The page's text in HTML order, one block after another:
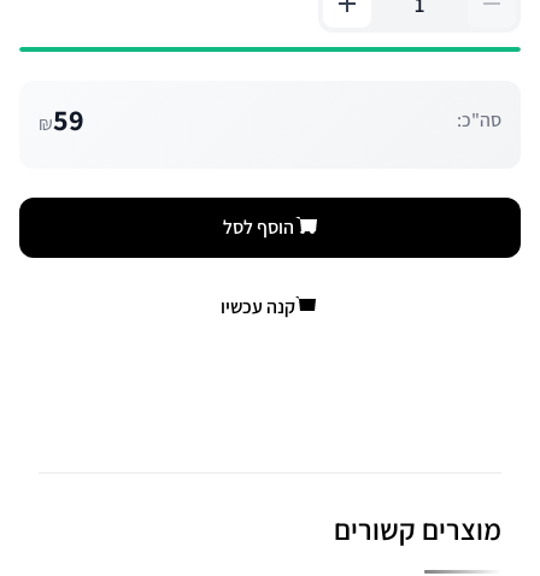
סה"כ: 59
₪
הוסף לסל
קנה עכשיו
מוצרים קשורים